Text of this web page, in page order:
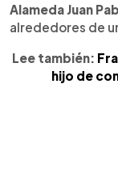
Alameda Juan
alrededores de
Lee también:
hijo de